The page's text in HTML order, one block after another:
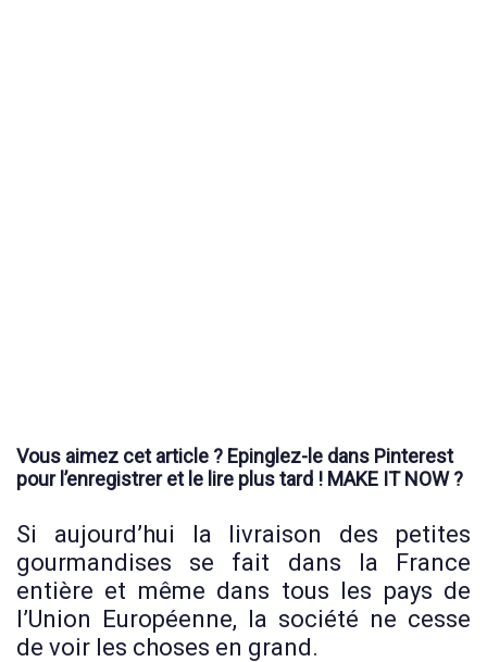
Vous aimez cet article ? Epinglez-le dans Pinterest
pour l’enregistrer et le lire plus tard ! MAKE IT NOW ?
Si aujourd’hui la livraison des petites
gourmandises se fait dans la France
entière et même dans tous les pays de
l’Union Européenne, la société ne cesse
de voir les choses en grand.